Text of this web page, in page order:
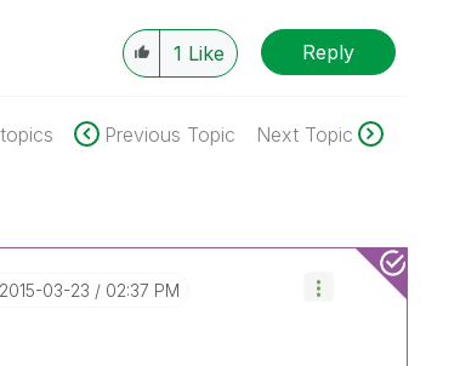
1 Like Reply
Previous Topic Next Topic
‎2015-03-23 02:37 PM